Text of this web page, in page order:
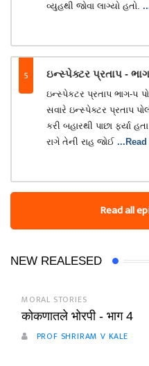
વ્યુહથી જોવા લાગ્યો હતો.
5 ઇન્સ્પેક્ટર પ્રતાપ -
ઇન્સ્પેકટર પ્રતાપ ભાગ-૫
સવારે ઇન્સ્પેક્ટર પ્રતાપ
કરી બહારથી પાછા ફર્યા
રાગે તેની રાહ જોઈ
Read all
NEW REALESED
MORAL STORIES
कोकणातले भोरपी - भाग 4
PROF SHRIRAM V KALE